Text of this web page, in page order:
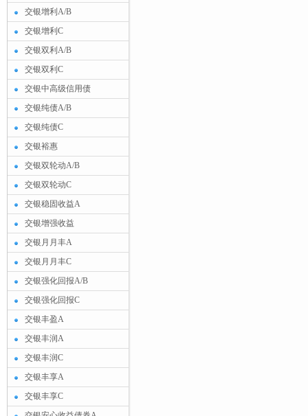
交银增利A/B
交银增利C
交银双利A/B
交银双利C
交银中高级信用债
交银纯债A/B
交银纯债C
交银裕惠
交银双轮动A/B
交银双轮动C
交银稳固收益A
交银增强收益
交银月月丰A
交银月月丰C
交银强化回报A/B
交银强化回报C
交银丰盈A
交银丰润A
交银丰润C
交银丰享A
交银丰享C